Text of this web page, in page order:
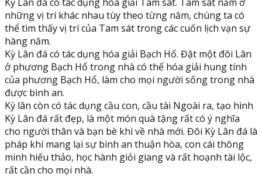
những vị trí khác nhau tùy theo từng năm, chúng ta có
thể tìm thấy vị trí của Tam sát trong các cuốn lịch vạn sự
hàng năm.
Kỳ Lân đá có tác dụng hóa giải Bạch Hổ. Đặt một đôi Lân
ở phương Bạch Hổ trong nhà có thể hóa giải hung tính
của phương Bạch Hổ, làm cho mọi người sống trong nhà
được bình an.
Kỳ lân còn có tác dụng cầu con, cầu tài Ngoài ra, tạo hình
Kỳ Lân đá rất đẹp, là một món quà tặng rất có ý nghĩa
cho người thân và bạn bè khi về nhà mới. Đôi Kỳ Lân đá là
pháp khí mang lại sự bình an thuận hòa, con cái thông
minh hiếu thảo, học hành giỏi giang và rất hoạnh tài lộc,
rất cần cho mọi nhà.